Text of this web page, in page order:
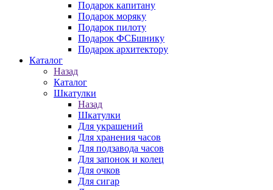
Подарок капитану
Подарок моряку
Подарок пилоту
Подарок ФСБшнику
Подарок архитектору
Каталог
Назад
Каталог
Шкатулки
Назад
Шкатулки
Для украшений
Для хранения часов
Для подзавода часов
Для запонок и колец
Для очков
Для сигар